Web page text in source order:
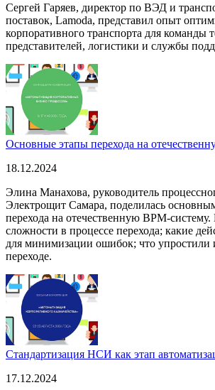
Сергей Гаряев, директор по ВЭД и
поставок, Lamoda, представил опыт
корпоративного транспорта для команды
представителей, логистики и службы
Основные этапы перехода на
18.12.2024
Элина Манахова, руководитель
Электрощит Самара, поделилась
перехода на отечественную BPM-
сложности в процессе перехода; какие
для минимизации ошибок; что
переходе.
Стандартизация НСИ как этап
17.12.2024